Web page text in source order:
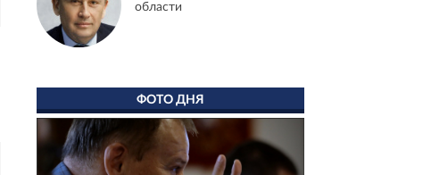
области
ФОТО ДНЯ